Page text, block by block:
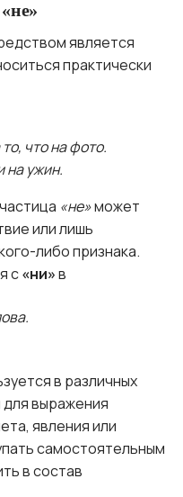
является
практически
что на фото.
на ужин.
«не»может
или лишь
либо признака.
с«ни»в
в различных
выражения
явления или
самостоятельным
в состав